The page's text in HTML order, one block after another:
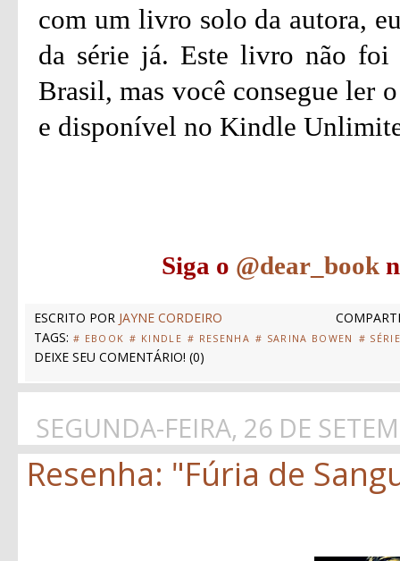
com um livro solo da autora,
da série já. Este livro não
Brasil, mas você consegue ler
e disponível no Kindle
Siga o @dear_book
ESCRITO POR JAYNE CORDEIRO
TAGS: # EBOOK # KINDLE # RESENHA # SARINA BOWEN #
DEIXE SEU COMENTÁRIO! (0)
SEGUNDA-FEIRA, 26 DE
Resenha: "Fúria de